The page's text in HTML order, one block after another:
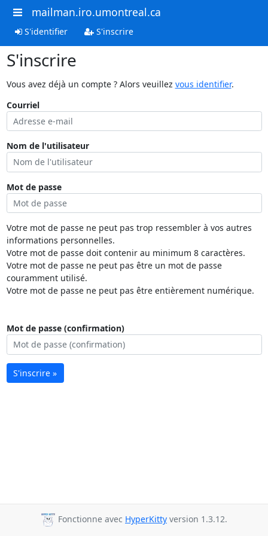
mailman.iro.umontreal.ca
S'identifier S'inscrire
S'inscrire
Vous avez déjà un compte ? Alors veuillez vous identifier.
Courriel
Nom de l'utilisateur
Mot de passe
Votre mot de passe ne peut pas trop ressembler à vos autres
informations personnelles.
Votre mot de passe doit contenir au minimum 8 caractères.
Votre mot de passe ne peut pas être un mot de passe
couramment utilisé.
Votre mot de passe ne peut pas être entièrement numérique.
Mot de passe (confirmation)
S'inscrire »
Fonctionne avec HyperKitty version 1.3.12.